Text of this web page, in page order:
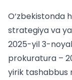
O‘zbekistonda
strategiya va
2025-yil 3-
prokuratura –
yirik tashabbus